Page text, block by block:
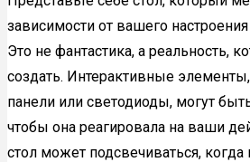
зависимости от вашего
Это не фантастика, а
создать. Интерактивные
панели или светодиоды, могут
чтобы она реагировала на ваши
стол может подсвечиваться,